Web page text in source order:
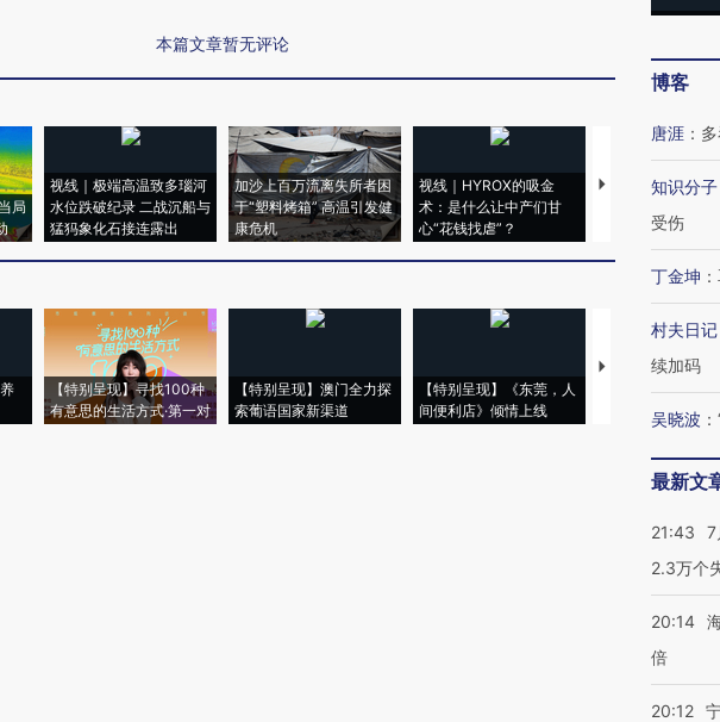
本篇文章暂无评论
局
视线｜极端高温致多瑙河
水位跌破纪录 二战沉船与
猛犸象化石接连露出
加沙上百万流离失所者困
于“塑料烤箱” 高温引发健
康危机
视线｜HYROX的吸金
术：是什么让中产们甘
心“花钱找虐”？
马航飞行员跨国
【特别呈现】寻找100种
有意思的生活方式·第一对
【特别呈现】澳门全力探
索葡语国家新渠道
【特别呈现】《东莞，人
间便利店》倾情上线
【推广】走进第四
会，让数智科技“
博客
唐涯 ：
知识分子
受伤
丁金坤 ：
村夫日记
续加码
吴晓波 ：
最新文
21:43
7
2.3万个
20:14
倍
20:12